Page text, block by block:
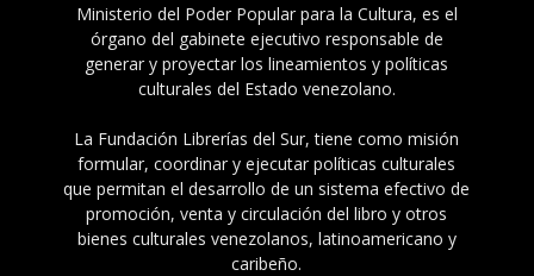
Ministerio del Poder Popular para la Cultura, es el
órgano del gabinete ejecutivo responsable de
generar y proyectar los lineamientos y políticas
culturales del Estado venezolano.
La Fundación Librerías del Sur, tiene como misión
formular, coordinar y ejecutar políticas culturales
que permitan el desarrollo de un sistema efectivo de
promoción, venta y circulación del libro y otros
bienes culturales venezolanos, latinoamericano y
caribeño.